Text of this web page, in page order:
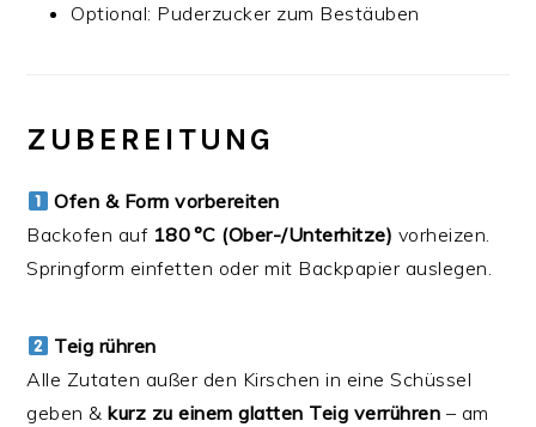
Optional: Puderzucker zum Bestäuben
ZUBEREITUNG
Ofen & Form vorbereiten
Backofen auf 180 °C (Ober-/Unterhitze) vorheizen.
Springform einfetten oder mit Backpapier auslegen.
Teig rühren
Alle Zutaten außer den Kirschen in eine Schüssel
geben &kurz zu einem glatten Teig verrühren – am